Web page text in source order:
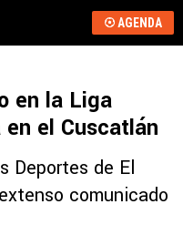
AGENDA
en la Liga
el Cuscatlán
Deportes de El
comunicado